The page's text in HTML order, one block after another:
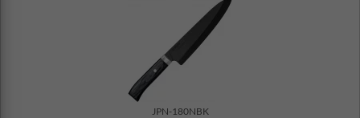
JPN-180NBK